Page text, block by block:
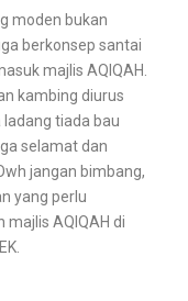
moden bukan
berkonsep santai
majlis AQIQAH.
kambing diurus
tiada bau
selamat dan
jangan bimbang,
yang perlu
majlis AQIQAH di